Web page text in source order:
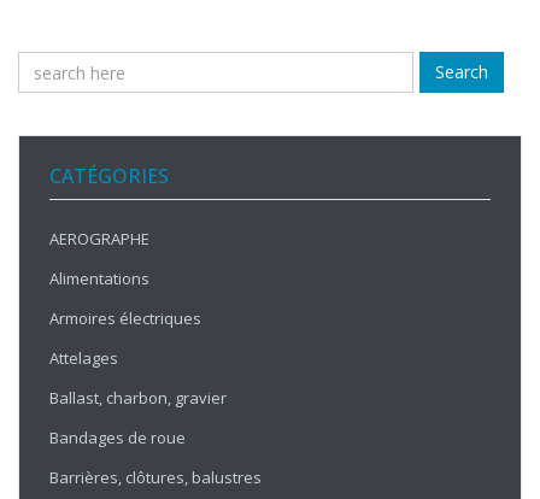
Search
CATÉGORIES
AEROGRAPHE
Alimentations
Armoires électriques
Attelages
Ballast, charbon, gravier
Bandages de roue
Barrières, clôtures, balustres